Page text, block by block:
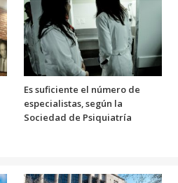
Es suficiente el número de
especialistas, según la
Sociedad de Psiquiatría